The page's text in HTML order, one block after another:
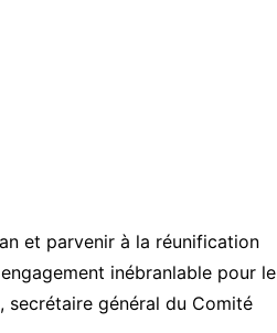
et parvenir à la réunification
inébranlable pour le
secrétaire général du Comité